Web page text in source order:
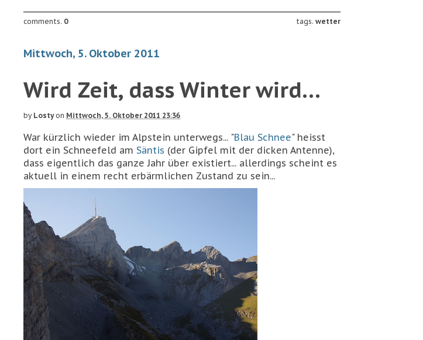
comments. 0 tags. wetter
Mittwoch, 5. Oktober 2011
Wird Zeit, dass Winter wird...
by Losty on Mittwoch, 5. Oktober 2011 23:36
War kürzlich wieder im Alpstein unterwegs... "Blau Schnee" heisst
dort ein Schneefeld am Säntis (der Gipfel mit der dicken Antenne),
dass eigentlich das ganze Jahr über existiert... allerdings scheint es
aktuell in einem recht erbärmlichen Zustand zu sein...